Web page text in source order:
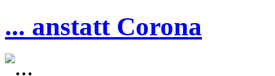
... anstatt Corona